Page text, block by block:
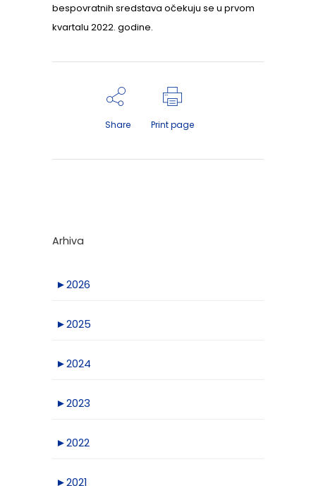
bespovratnih sredstava očekuju se u prvom
kvartalu 2022. godine.
Share Print page
Arhiva
►2026
►2025
►2024
►2023
►2022
►2021